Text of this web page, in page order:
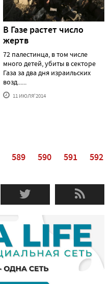
В Газе растет число
жертв
72 палестинца, в том числе
много детей, убиты в секторе
Газа за два дня израильских
возд......
11 ИЮЛЯ'2014
589 590 591 592